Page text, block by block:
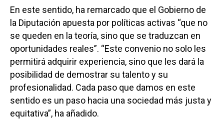
En este sentido, ha remarcado que el Gobierno de
la Diputación apuesta por políticas activas “que no
se queden en la teoría, sino que se traduzcan en
oportunidades reales”. “Este convenio no solo les
permitirá adquirir experiencia, sino que les dará la
posibilidad de demostrar su talento y su
profesionalidad. Cada paso que damos en este
sentido es un paso hacia una sociedad más justa y
equitativa”, ha añadido.